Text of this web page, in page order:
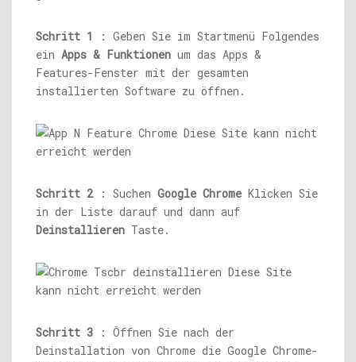
Schritt 1
: Geben Sie im Startmenü Folgendes
ein Apps & Funktionen um das Apps &
Features-Fenster mit der gesamten
installierten Software zu öffnen.
Schritt 2: Suchen Google Chrome Klicken Sie
in der Liste darauf und dann auf
Deinstallieren Taste.
Schritt 3 : Öffnen Sie nach der
Deinstallation von Chrome die Google Chrome-